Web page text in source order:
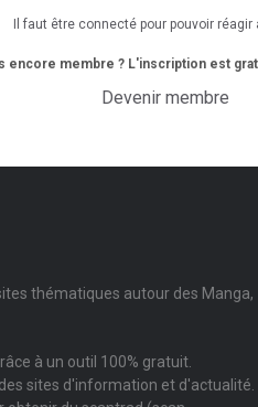
Il faut être connecté pour pouvoir réagir
encore membre ? L'inscription est
Devenir membre
thématiques autour des Manga,
à un outil 100% gratuit.
sites d'information et d'actualité.